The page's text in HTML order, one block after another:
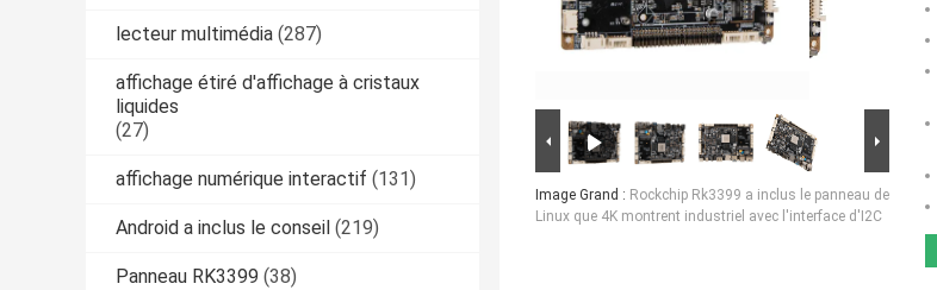
lecteur multimédia (287)
affichage étiré d'affichage à cristaux
liquides
(27)
affichage numérique interactif (131)
Android a inclus le conseil (219)
Panneau RK3399 (38)
Image Grand : Rockchip Rk3399 a inclus le panneau de
Linux que 4K montrent industriel avec l'interface d'I2C